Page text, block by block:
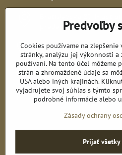
predajňa
+421 948 278 364
astik​@astik​.sk
obchod​@astik​.sk
Predvoľby
Cookies používame na
stránky, analýzu jej výkonnosti
používaní. Na tento účel môžeme
strán a zhromaždené údaje sa
USA alebo iných krajinách.
vyjadrujete svoj súhlas s týmto
podrobné informácie alebo
Zásady ochrany
Prijať všetky